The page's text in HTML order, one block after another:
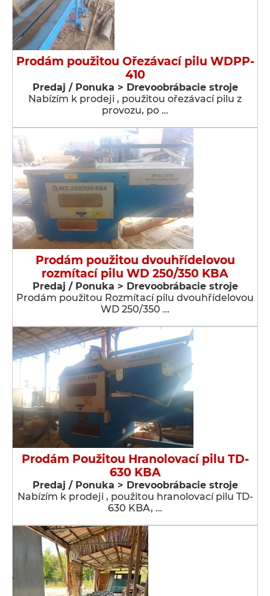
Prodám použitou Ořezávací pilu WDPP-
410
Predaj / Ponuka > Drevoobrábacie stroje
Nabízím k prodeji , použitou ořezávací pilu z
provozu, po …
Prodám použitou dvouhřídelovou
rozmítací pilu WD 250/350 KBA
Predaj / Ponuka > Drevoobrábacie stroje
Prodám použitou Rozmítací pilu dvouhřídelovou
WD 250/350 …
Prodám Použitou Hranolovací pilu TD-
630 KBA
Predaj / Ponuka > Drevoobrábacie stroje
Nabízím k prodeji , použitou hranolovací pilu TD-
630 KBA, …